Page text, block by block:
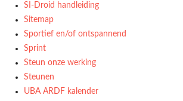
SI-Droid handleiding
Sitemap
Sportief en/of ontspannend
Sprint
Steun onze werking
Steunen
UBA ARDF kalender